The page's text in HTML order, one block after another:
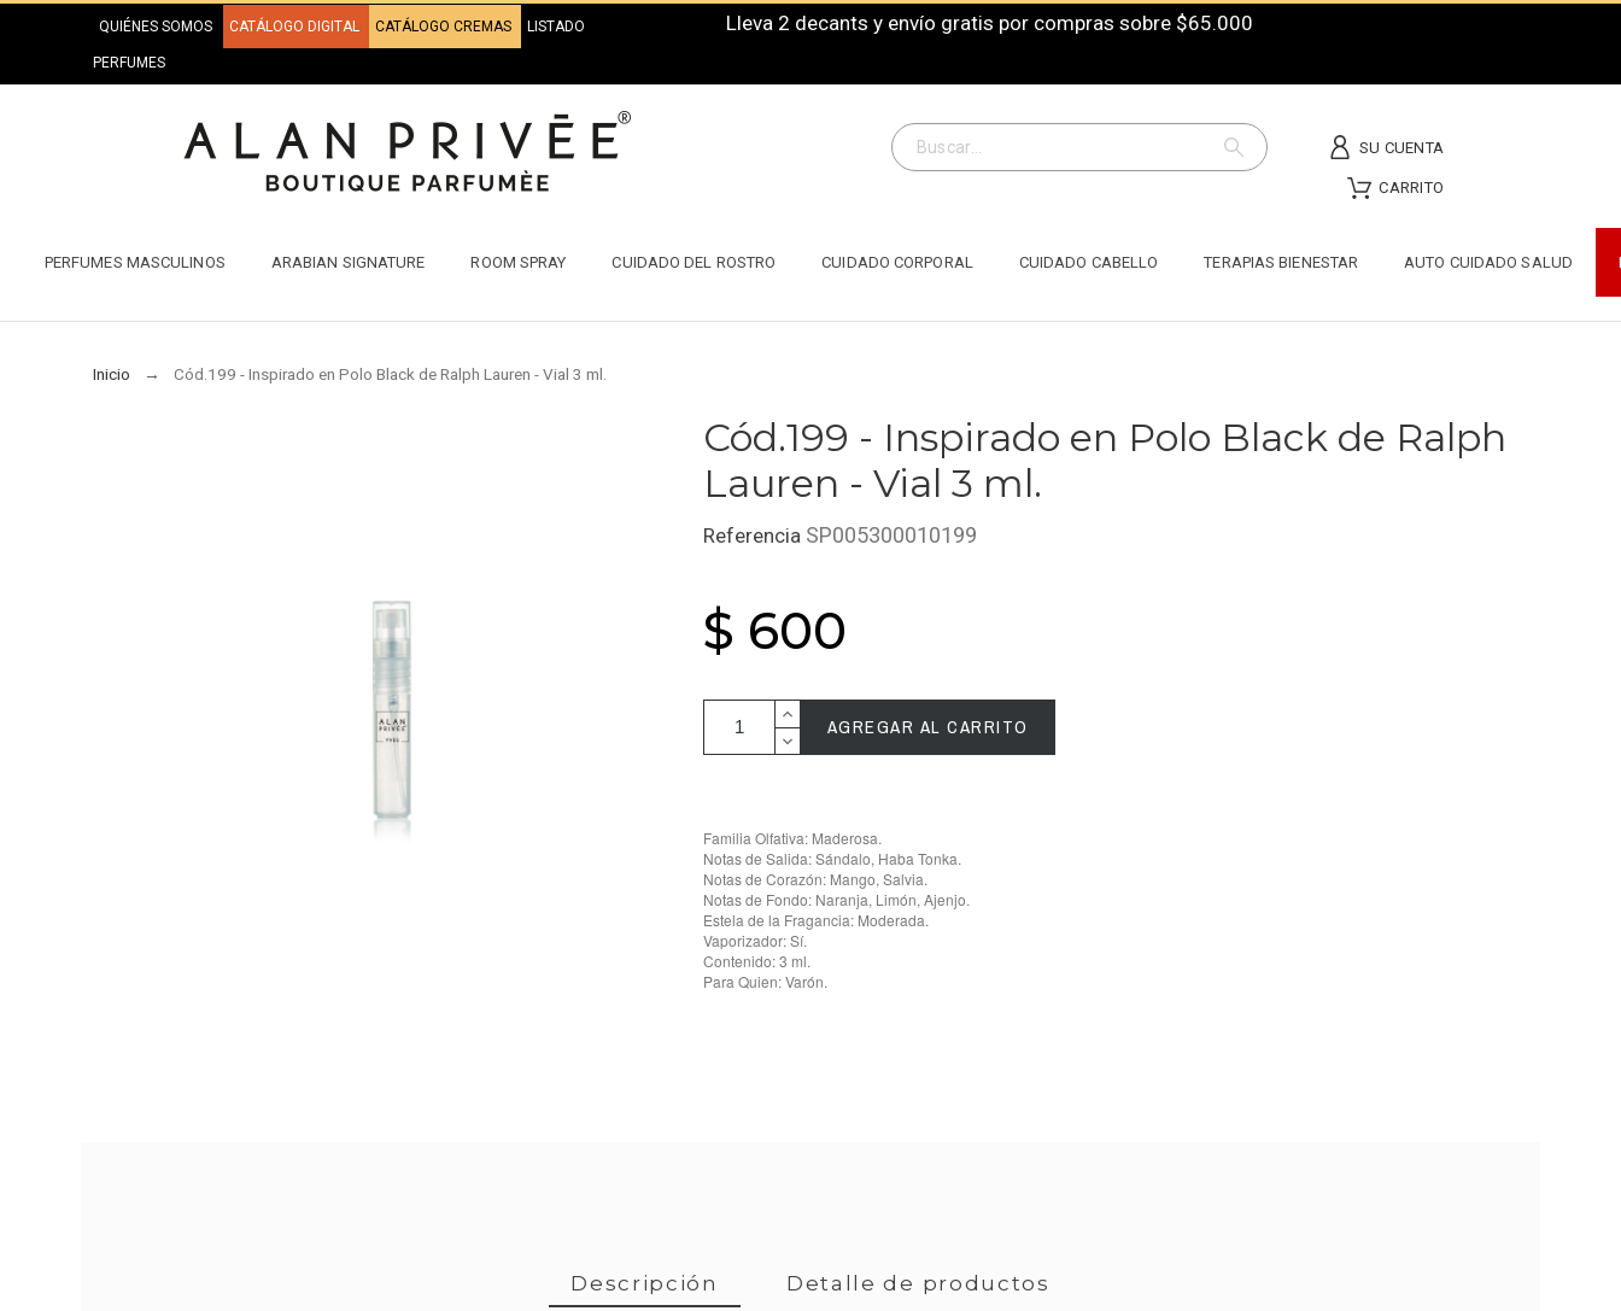
QUIÉNES SOMOS CATÁLOGO DIGITAL CATÁLOGO CREMAS LISTADO
PERFUMES
Lleva 2 decants y envío gratis por compras sobre $65.000
SU CUENTA
CARRITO
PERFUMES MASCULINOS ARABIAN SIGNATURE ROOM SPRAY CUIDADO DEL ROSTRO CUIDADO CORPORAL CUIDADO CABELLO TERAPIAS BIENESTAR AUTO CUIDADO SALUD
Inicio Cód.199 - Inspirado en Polo Black de Ralph Lauren - Vial 3 ml.
Cód.199 - Inspirado en Polo Black de Ralph
Lauren - Vial 3 ml.
Referencia SP005300010199
$ 600
AGREGAR AL CARRITO
Familia Olfativa: Maderosa.
Notas de Salida: Sándalo, Haba Tonka.
Notas de Corazón: Mango, Salvia.
Notas de Fondo: Naranja, Limón, Ajenjo.
Estela de la Fragancia: Moderada.
Vaporizador: Sí.
Contenido: 3 ml.
Para Quien: Varón.
Descripción Detalle de productos